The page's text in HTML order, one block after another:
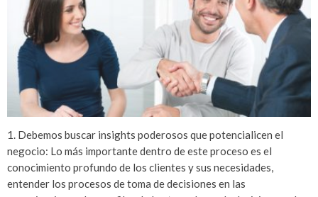
1. Debemos buscar insights poderosos que potencialicen el
negocio: Lo más importante dentro de este proceso es el
conocimiento profundo de los clientes y sus necesidades,
entender los procesos de toma de decisiones en las